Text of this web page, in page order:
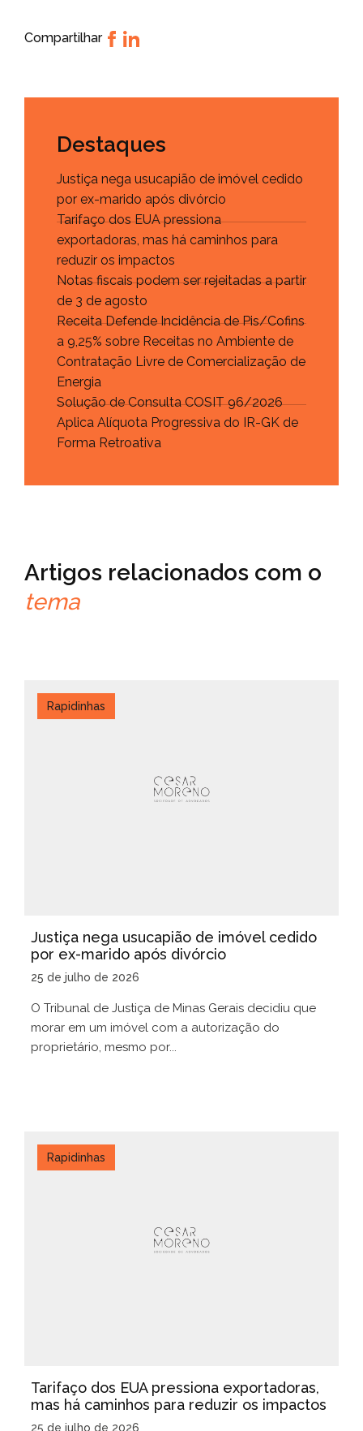
Compartilhar
Destaques
Justiça nega usucapião de imóvel cedido
por ex-marido após divórcio
Tarifaço dos EUA pressiona
exportadoras, mas há caminhos para
reduzir os impactos
Notas fiscais podem ser rejeitadas a partir
de 3 de agosto
Receita Defende Incidência de Pis/Cofins
a 9,25% sobre Receitas no Ambiente de
Contratação Livre de Comercialização de
Energia
Solução de Consulta COSIT 96/2026
Aplica Alíquota Progressiva do IR-GK de
Forma Retroativa
Artigos relacionados com o
tema
Rapidinhas
Justiça nega usucapião de imóvel cedido
por ex-marido após divórcio
25 de julho de 2026
O Tribunal de Justiça de Minas Gerais decidiu que
morar em um imóvel com a autorização do
proprietário, mesmo por...
Rapidinhas
Tarifaço dos EUA pressiona exportadoras,
mas há caminhos para reduzir os impactos
25 de julho de 2026